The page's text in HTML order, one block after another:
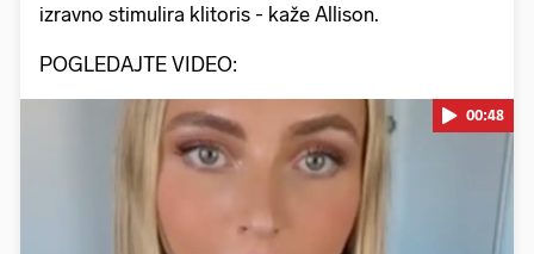
izravno stimulira klitoris - kaže Allison.
POGLEDAJTE VIDEO:
00:48